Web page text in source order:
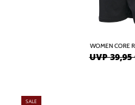
WOMEN CORE
UVP 39,95
SALE